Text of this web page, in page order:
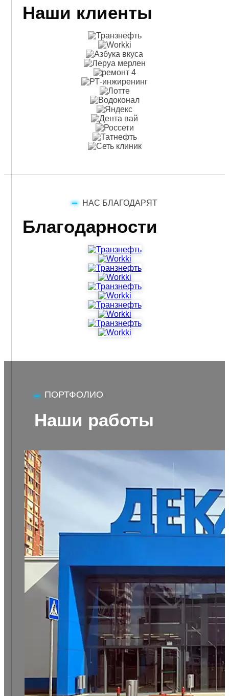
Наши клиенты
НАС БЛАГОДАРЯТ
Благодарности
ПОРТФОЛИО
Наши работы